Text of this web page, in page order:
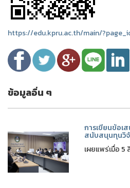
https://edu.kpru.ac.th/main/
ข้อมูลอื่น ๆ
การเขียนข้อเ
สนับสนุนทุนวิ
เผยแพร่เมื่อ 5